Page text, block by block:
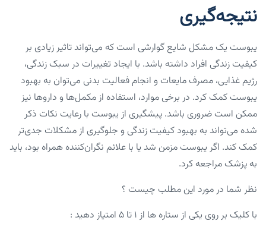
نتیجه‌گیری
یبوست یک مشکل شایع گوارشی است که می‌تواند تاثیر زیادی بر
کیفیت زندگی افراد داشته باشد. با ایجاد تغییرات در سبک زندگی،
رژیم غذایی، مصرف مایعات و انجام فعالیت بدنی می‌توان به بهبود
یبوست کمک کرد. در برخی موارد، استفاده از مکمل‌ها و داروها نیز
ممکن است ضروری باشد. پیشگیری از یبوست با رعایت نکات ذکر
شده می‌تواند به بهبود کیفیت زندگی و جلوگیری از مشکلات جدی‌تر
کمک کند. اگر یبوست مزمن شد یا با علائم نگران‌کننده همراه بود، باید
به پزشک مراجعه کرد.
نظر شما در مورد این مطلب چیست ؟
با کلیک بر روی یکی از ستاره ها از ۱ تا ۵ امتیاز دهید :